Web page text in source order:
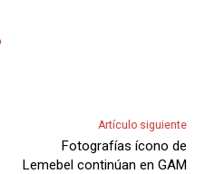
Artículo siguiente
Fotografías ícono de
Lemebel continúan en GAM